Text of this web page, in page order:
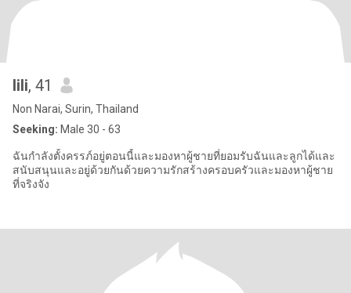
lili, 41
Non Narai, Surin, Thailand
Seeking: Male 30 - 63
ฉันกำลังตั้งครรภ์อยู่ตอนนี้และมองหาผู้ชายที่ยอมรับฉันและลูกได้และ
สนับสนุนและอยู่ด้วยกันด้วยความรักสร้างครอบครัวและมองหาผู้ชาย
ที่จริงจัง